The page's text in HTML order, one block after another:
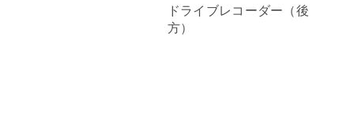
ドライブレコーダー（後
方）